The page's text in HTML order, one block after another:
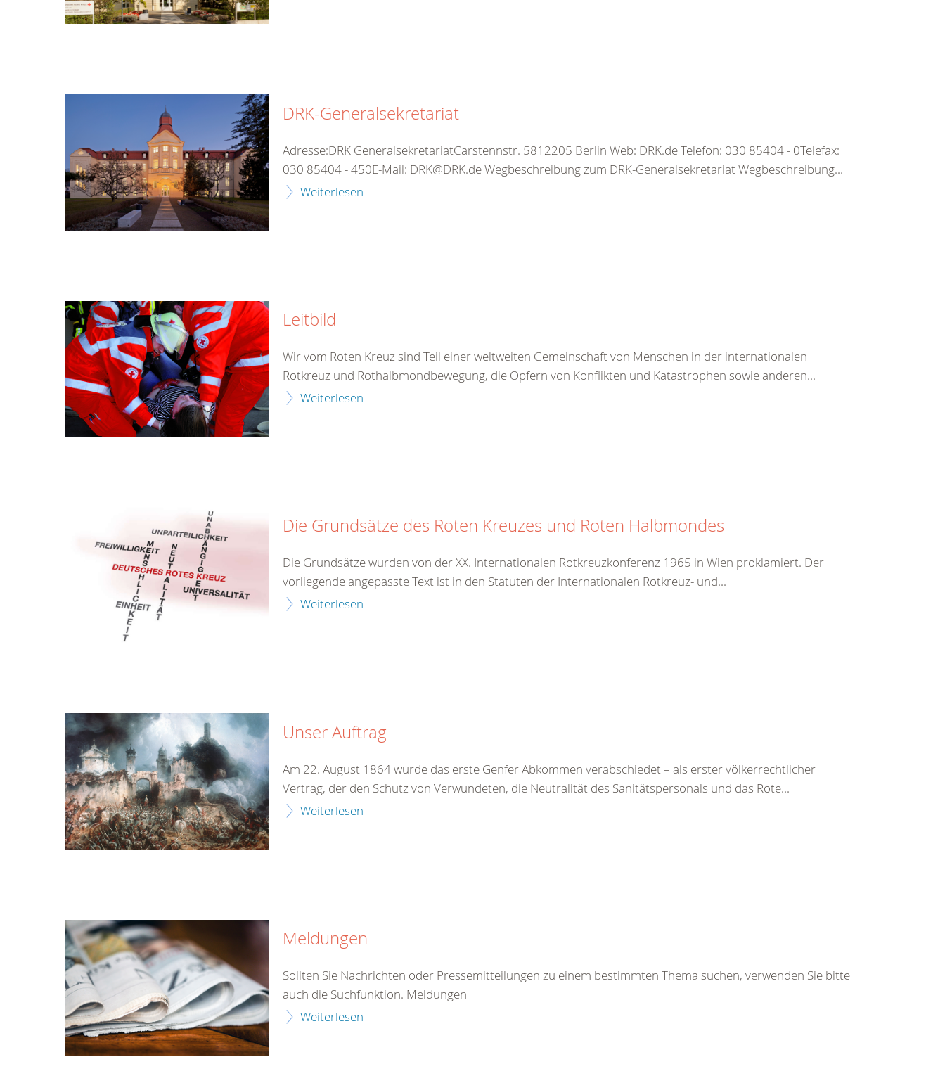
DRK-Generalsekretariat
Adresse:DRK GeneralsekretariatCarstennstr. 5812205 Berlin Web: DRK.de Telefon: 030 85404 - 0Telefax:
030 85404 - 450E-Mail: DRK@DRK.de Wegbeschreibung zum DRK-Generalsekretariat Wegbeschreibung...
Weiterlesen
Leitbild
Wir vom Roten Kreuz sind Teil einer weltweiten Gemeinschaft von Menschen in der internationalen
Rotkreuz und Rothalbmondbewegung, die Opfern von Konflikten und Katastrophen sowie anderen...
Weiterlesen
Die Grundsätze des Roten Kreuzes und Roten Halbmondes
Die Grundsätze wurden von der XX. Internationalen Rotkreuzkonferenz 1965 in Wien proklamiert. Der
vorliegende angepasste Text ist in den Statuten der Internationalen Rotkreuz- und...
Weiterlesen
Unser Auftrag
Am 22. August 1864 wurde das erste Genfer Abkommen verabschiedet – als erster völkerrechtlicher
Vertrag, der den Schutz von Verwundeten, die Neutralität des Sanitätspersonals und das Rote...
Weiterlesen
Meldungen
Sollten Sie Nachrichten oder Pressemitteilungen zu einem bestimmten Thema suchen, verwenden Sie bitte
auch die Suchfunktion. Meldungen
Weiterlesen